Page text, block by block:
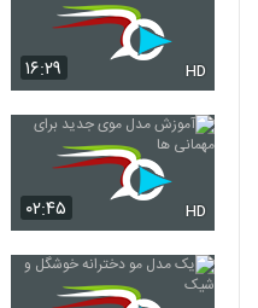
۱۶:۲۹ HD
۰۲:۴۵ HD